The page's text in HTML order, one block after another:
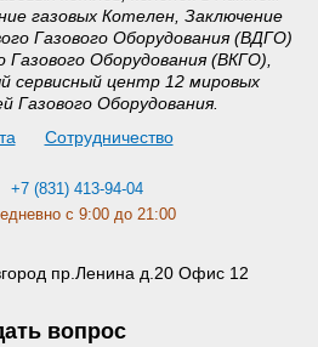
газовых Котелен, Заключение
Газового Оборудования (ВДГО)
Оборудования (ВКГО),
сервисный центр 12 мировых
Газового Оборудования.
Сотрудничество
+7 (831) 413-94-04
с 9:00 до 21:00
пр.Ленина д.20 Офис 12
вопрос